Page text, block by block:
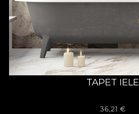
TAPET IELE
36,21 €